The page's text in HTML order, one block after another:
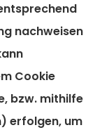
nachweisen
Cookie
bzw. mithilfe
erfolgen, um